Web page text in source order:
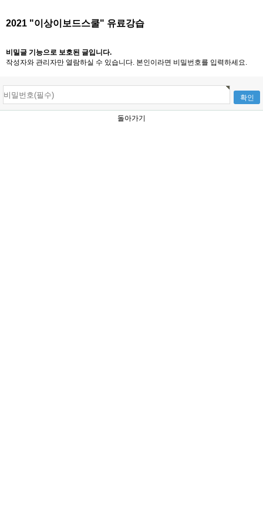
2021 "이상이보드스쿨" 유료강습
비밀글 기능으로 보호된 글입니다.
작성자와 관리자만 열람하실 수 있습니다. 본인이라면 비밀번호를 입력하세요.
돌아가기